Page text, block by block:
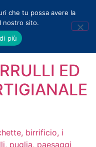
ED
che tu possa avere la
nostro sito.
più